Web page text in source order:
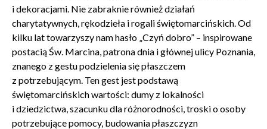
i dekoracjami. Nie zabraknie również działań
charytatywnych, rękodzieła i rogali świętomarcińskich. Od
kilku lat towarzyszy nam hasło „Czyń dobro” – inspirowane
postacią Św. Marcina, patrona dnia i głównej ulicy Poznania,
znanego z gestu podzielenia się płaszczem
z potrzebującym. Ten gest jest podstawą
świętomarcińskich wartości: dumy z lokalności
i dziedzictwa, szacunku dla różnorodności, troski o osoby
potrzebujące pomocy, budowania płaszczyzn